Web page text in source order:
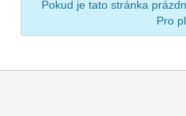
Pokud je tato stránka
Pro